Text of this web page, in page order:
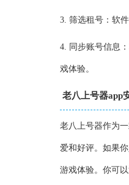
3. 筛选租号：软
4. 同步账号信息
戏体验。
老八上号器app
老八上号器作为
爱和好评。如果
游戏体验。你可